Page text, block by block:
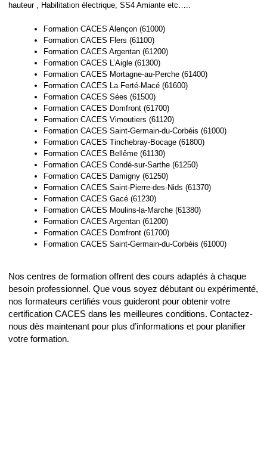
hauteur , Habilitation électrique, SS4 Amiante etc…..
Formation CACES Alençon (61000)
Formation CACES Flers (61100)
Formation CACES Argentan (61200)
Formation CACES L’Aigle (61300)
Formation CACES Mortagne-au-Perche (61400)
Formation CACES La Ferté-Macé (61600)
Formation CACES Sées (61500)
Formation CACES Domfront (61700)
Formation CACES Vimoutiers (61120)
Formation CACES Saint-Germain-du-Corbéis (61000)
Formation CACES Tinchebray-Bocage (61800)
Formation CACES Bellême (61130)
Formation CACES Condé-sur-Sarthe (61250)
Formation CACES Damigny (61250)
Formation CACES Saint-Pierre-des-Nids (61370)
Formation CACES Gacé (61230)
Formation CACES Moulins-la-Marche (61380)
Formation CACES Argentan (61200)
Formation CACES Domfront (61700)
Formation CACES Saint-Germain-du-Corbéis (61000)
Nos centres de formation offrent des cours adaptés à chaque
besoin professionnel. Que vous soyez débutant ou expérimenté,
nos formateurs certifiés vous guideront pour obtenir votre
certification CACES dans les meilleures conditions. Contactez-
nous dès maintenant pour plus d’informations et pour planifier
votre formation.